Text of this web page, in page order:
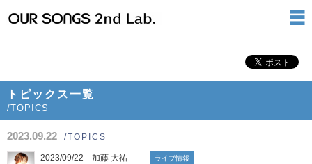
トピックス一覧
/TOPICS
2023.09.22 /TOPICS
2023/09/22 加藤 大祐 ライブ情報